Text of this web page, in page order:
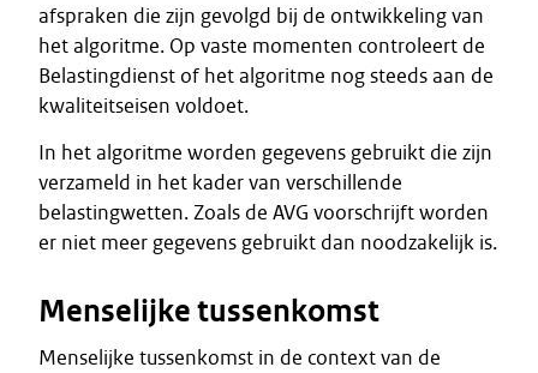
afspraken die zijn gevolgd bij de ontwikkeling van
het algoritme. Op vaste momenten controleert de
Belastingdienst of het algoritme nog steeds aan de
kwaliteitseisen voldoet.
In het algoritme worden gegevens gebruikt die zijn
verzameld in het kader van verschillende
belastingwetten. Zoals de AVG voorschrijft worden
er niet meer gegevens gebruikt dan noodzakelijk is.
Menselijke tussenkomst
Menselijke tussenkomst in de context van de